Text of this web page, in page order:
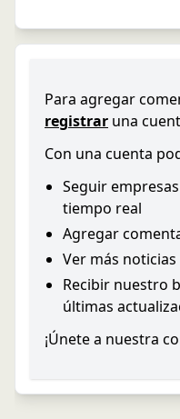
Para agregar
registrar una
Con una cuenta
Seguir
tiempo real
Agregar
Ver más
Recibir nuestro
últimas
¡Únete a nuestra